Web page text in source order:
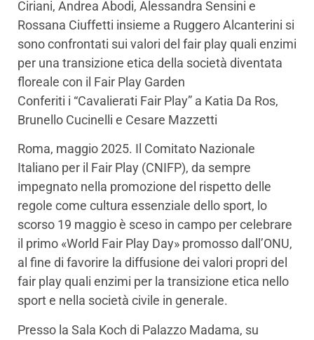
Ciriani, Andrea Abodi, Alessandra Sensini e
Rossana Ciuffetti insieme a Ruggero Alcanterini si
sono confrontati sui valori del fair play quali enzimi
per una transizione etica della società diventata
floreale con il Fair Play Garden
Conferiti i “Cavalierati Fair Play” a Katia Da Ros,
Brunello Cucinelli e ⁠Cesare Mazzetti
Roma, maggio 2025. Il Comitato Nazionale
Italiano per il Fair Play (CNIFP), da sempre
impegnato nella promozione del rispetto delle
regole come cultura essenziale dello sport, lo
scorso 19 maggio è sceso in campo per celebrare
il primo «World Fair Play Day» promosso dall’ONU,
al fine di favorire la diffusione dei valori propri del
fair play quali enzimi per la transizione etica nello
sport e nella società civile in generale.
Presso la Sala Koch di Palazzo Madama, su